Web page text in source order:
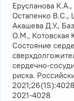
Ерусланова
Остапенко В.С.,
Акашева Д.У.,
О.М., Котовская
Состояние
сердечно-
риска.
2021-4028